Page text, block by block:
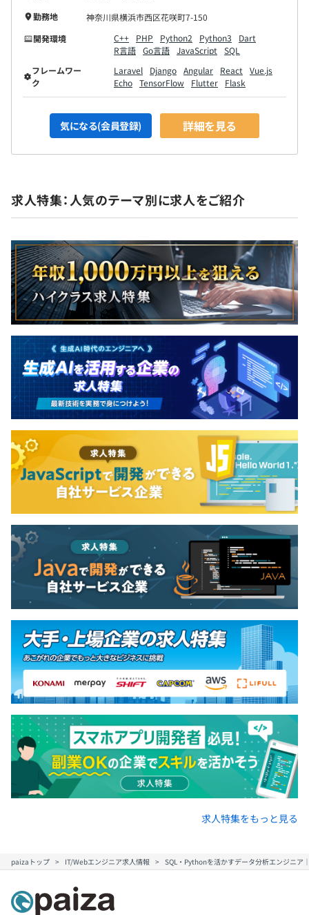
勤務地
神奈川県横浜市西区花咲町7-150
開発環境
C++ PHP Python2 Python3
Dart
R言語 Go言語 JavaScript
SQL
フレームワー
ク
Laravel Django Angular React
Vue.js
Echo TensorFlow Flutter Flask
気になる(会員登録) 詳細を見る
求人特集：人気のテーマ別に求人をご紹介
求人特集をもっと見る
paizaトップ IT/Webエンジニア求人情報 SQL・Pythonを活かすデータ分析エンジニア